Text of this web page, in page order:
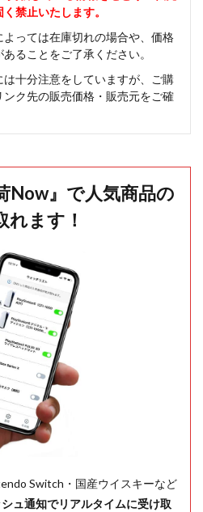
禁止いたします。
っては在庫切れの場合や、価格
ることをご了承ください。
十分注意をしていますが、ご購
ンク先の販売価格・販売元をご確
Now』で人気商品の
れます！
Switch・国産ウイスキーなど
ュ通知でリアルタイムに受け取